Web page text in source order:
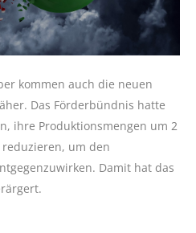
kommen auch die neuen
Das Förderbündnis hatte
ihre Produktionsmengen um 2
um den
Damit hat das